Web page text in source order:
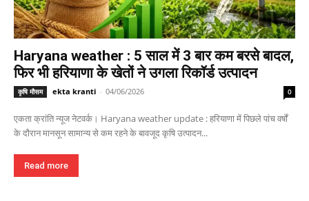
Haryana weather : 5 साल में 3 बार कम बरसे बादल,
फिर भी हरियाणा के खेतों ने उगला रिकॉर्ड उत्पादन
कृषि मौसम ekta kranti - 04/06/2026 0
एकता क्रांति न्यूज नेटवर्क। Haryana weather update : हरियाणा में पिछले पांच वर्षों
के दौरान मानसून सामान्य से कम रहने के बावजूद कृषि उत्पादन...
Read more